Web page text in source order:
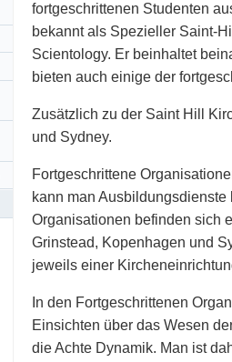
fortgeschrittenen Studenten
bekannt als Spezieller Saint-
Scientology. Er beinhaltet
bieten auch einige der
Zusätzlich zu der Saint Hill
und Sydney.
Fortgeschrittene
kann man
Organisationen befinden sich
Grinstead, Kopenhagen und
jeweils einer
In den Fortgeschrittenen
Einsichten über das Wesen
die Achte Dynamik. Man ist